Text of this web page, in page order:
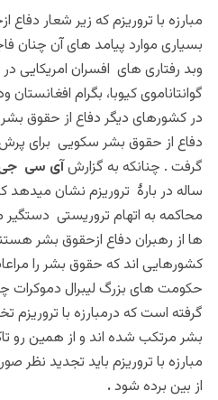
مبارزه با تروریزم که زیر شعار
بسیاری موارد پیامد های آن چنان
وبد رفتاری های افسران امریکایی در
گوانتاناموی کیوبا، بگرام
در کشورهای دیگر دفاع از حقوق بشر
دفاع از حقوق بشر سکویی برای
گرفت . چنانکه به گزارشآی سی جی
ساله در بارۀ تروریزم نشان میدهد
محاکمه به اتهام تروریستی دستگیر
ها از رهبران دفاع ازحقوق بشر
کشورهایی اند که حقوق بشر را
حکومت های بزرگ لیبرال دموکرات چون
گرفته است که درمبارزه با
بشر مرتکب شده اند و از همین رو
مبارزه با تروریزم باید تجدید نظر
از بین برده شود.